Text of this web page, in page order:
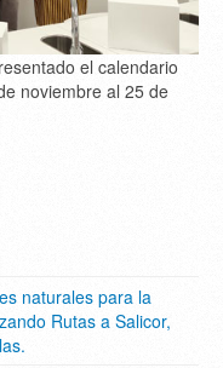
el calendario
noviembre al 25 de
naturales para la
Rutas a Salicor,